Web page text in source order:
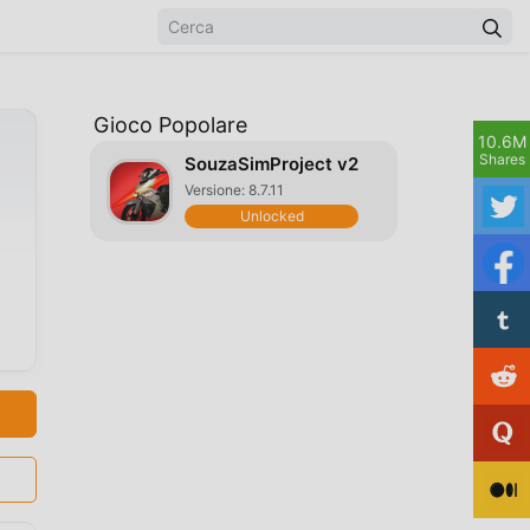
Gioco Popolare
SouzaSimProject v2
Versione: 8.7.11
Unlocked
10.6M
Shares